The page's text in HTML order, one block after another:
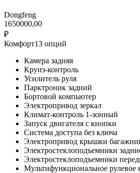
Dongfeng
1650000,00
₽
Комфорт13 опций
Камера задняя
Круиз-контроль
Усилитель руля
Парктроник задний
Бортовой компьютер
Электропривод зеркал
Климат-контроль 1-зонный
Запуск двигателя с кнопки
Система доступа без ключа
Электропривод крышки
Электростеклоподъемники
Электростеклоподъемники
Мультифункциональное рулевое